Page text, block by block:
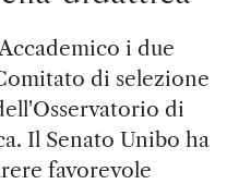
i due
di selezione
di
Il Senato Unibo ha
favorevole